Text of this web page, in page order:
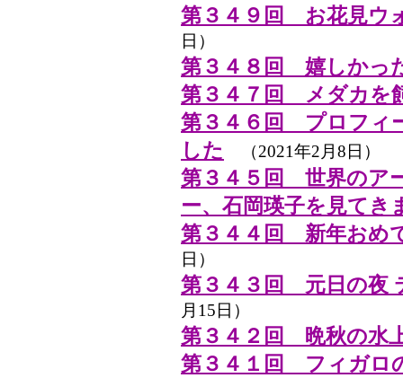
第３４９回 お花見ウ
日）
第３４８回 嬉しかっ
第３４７回 メダカを
第３４６回 プロフィ
した
（2021年2月8日）
第３４５回 世界のア
ー、石岡瑛子を見てき
第３４４回 新年おめ
日）
第３４３回 元日の夜
月15日）
第３４２回 晩秋の水
第３４１回 フィガロ